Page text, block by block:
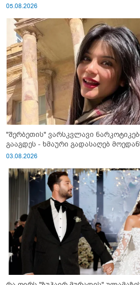
05.08.2026
"შერბეთის" ვარსკვლავი
გააგდეს - ხმაური გადასაღებ
03.08.2026